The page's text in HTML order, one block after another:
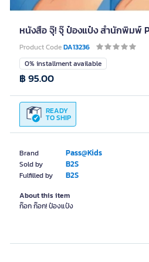
หนังสือ จุ๊! จุ๊ ป๋องแป๋ง สำนักพิมพ์
Product CodeDA13236
Brand Pass@Kids
Sold by B2S
Fulfilled by B2S
0% installment available
READY
TO SHIP
฿ 95.00
About this item
ก๊อก ก๊อก! ป๋องแป๋ง